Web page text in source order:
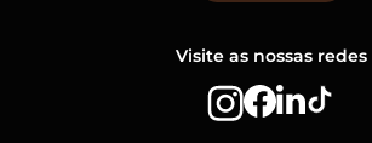
Visite as nossas redes